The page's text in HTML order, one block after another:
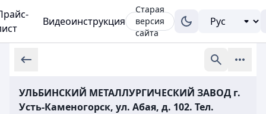
Видеоинструкция
Старая
версия
сайта
УЛЬБИНСКИЙ МЕТАЛЛУРГИЧЕСКИЙ ЗАВОД г.
Усть-Каменогорск, ул. Абая, д. 102. Тел.